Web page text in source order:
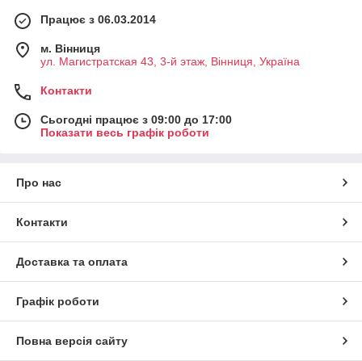
Працює з 06.03.2014
м. Вінниця
ул. Магистратская 43, 3-й этаж, Вінниця, Україна
Контакти
Сьогодні працює з 09:00 до 17:00
Показати весь графік роботи
Про нас
Контакти
Доставка та оплата
Графік роботи
Повна версія сайту